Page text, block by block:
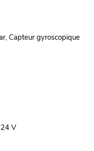
Capteur gyroscopique
V